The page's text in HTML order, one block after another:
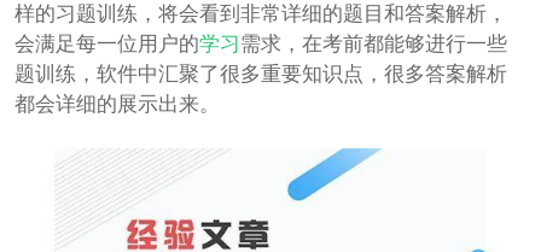
样的习题训练，将会看到非常详细的题目和答案解析，
会满足每一位用户的学习需求，在考前都能够进行一些
题训练，软件中汇聚了很多重要知识点，很多答案解析
都会详细的展示出来。